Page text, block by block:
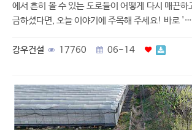
에서 흔히 볼 수 있는 도로들이 어떻게 다시 매끈
금하셨다면, 오늘 이야기에 주목해 주세요! 바로 '…
강우건설 17760 06-14